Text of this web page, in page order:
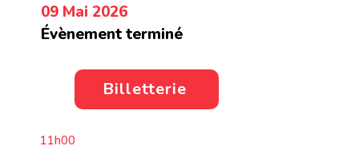
09 Mai 2026
Évènement terminé
Billetterie
11h00